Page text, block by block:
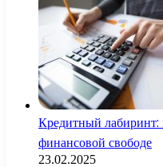
Кредитный лабиринт:
финансовой свободе
23.02.2025